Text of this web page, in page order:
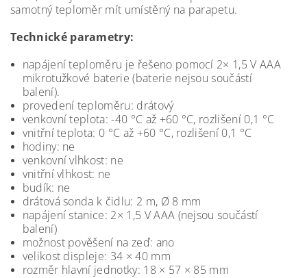
samotný teploměr mít umístěný na parapetu.
Technické parametry:
napájení teploměru je řešeno pomocí 2× 1,5 V AAA
mikrotužkové baterie (baterie nejsou součástí
balení).
provedení teploměru: drátový
venkovní teplota: -40 °C až +60 °C, rozlišení 0,1 °C
vnitřní teplota: 0 °C až +60 °C, rozlišení 0,1 °C
hodiny: ne
venkovní vlhkost: ne
vnitřní vlhkost: ne
budík: ne
drátová sonda k čidlu: 2 m, Ø 8 mm
napájení stanice: 2× 1,5 V AAA (nejsou součástí
balení)
možnost pověšení na zeď: ano
velikost displeje: 34 × 40 mm
rozměr hlavní jednotky: 18 × 57 × 85 mm